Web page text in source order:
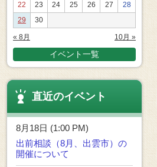
22
23 24 25 26 27
28
29
30
« 8月 10月 »
イベント一覧
直近のイベント
8月18日 (1:00 PM)
出前相談（8月、出雲市）の
開催について